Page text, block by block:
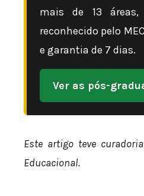
mais de 13
reconhecido pelo
e garantia de 7 dias.
Ver as pós-
Este artigo teve
Educacional.